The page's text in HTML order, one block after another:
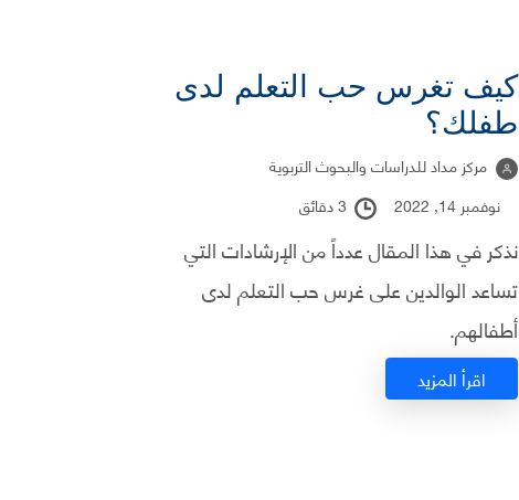
كيف تغرس حب التعلم لدى
طفلك؟
مركز مداد للدراسات والبحوث التربوية
نوفمبر 14, 2022
نذكر في هذا المقال عدداً من الإرشادات التي
تساعد الوالدين على غرس حب التعلم لدى
أطفالهم.
اقرأ المزيد